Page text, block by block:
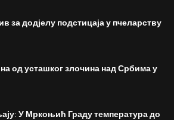
за додјелу подстицаја у пчеларству
од усташког злочина над Србима у
У Мркоњић Граду температура до